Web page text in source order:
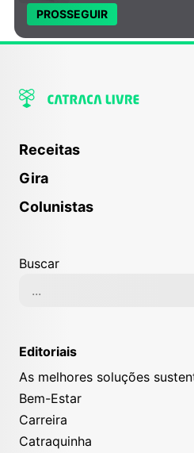
Receitas
Gira
Colunistas
Buscar
Editoriais
As melhores soluções
Bem-Estar
Carreira
Catraquinha
PROSSEGUIR